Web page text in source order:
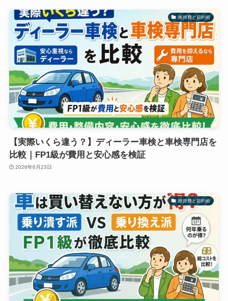
維持費と節約術
【実際いくら違う？】ディーラー車検と車検専門店を
比較｜FP1級が費用と安心感を検証
2026年6月23日
維持費と節約術